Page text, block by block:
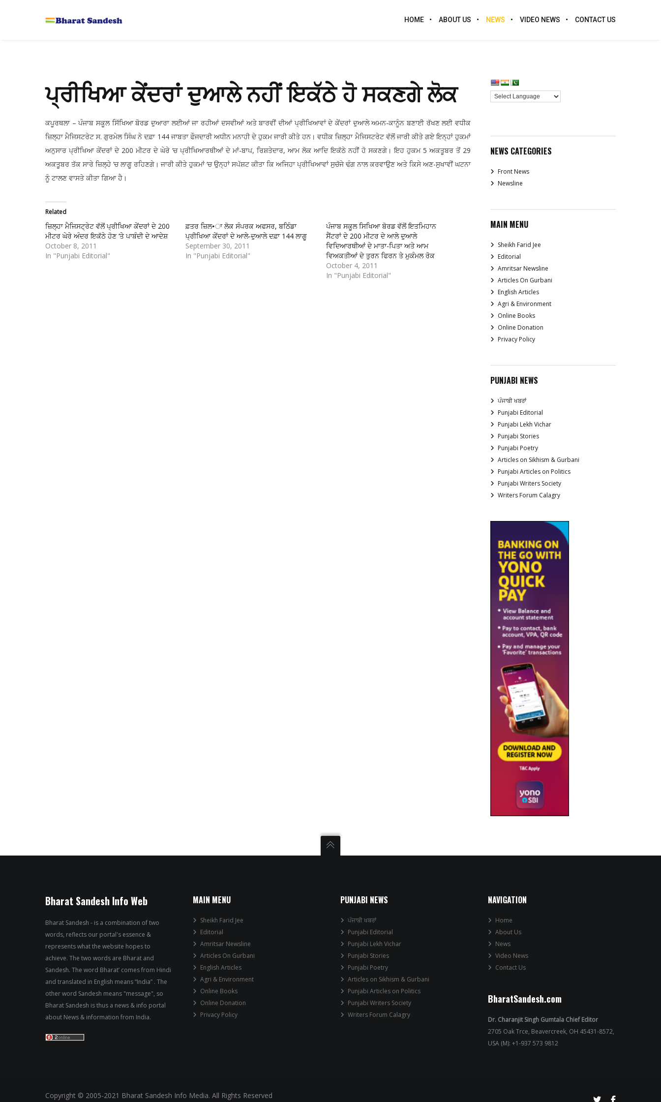
HOME ABOUT US NEWS VIDEO NEWS CONTACT US
ਪ੍ਰੀਖਿਆ ਕੇਂਦਰਾਂ ਦੁਆਲੇ ਨਹੀਂ ਇਕੱਠੇ ਹੋ ਸਕਣਗੇ ਲੋਕ
ਕਪੂਰਥਲਾ – ਪੰਜਾਬ ਸਕੂਲ ਸਿੱਖਿਆ ਬੋਰਡ ਦੁਆਰਾ ਲਈਆਂ ਜਾ ਰਹੀਆਂ ਦਸਵੀਆਂ ਅਤੇ ਬਾਰਵੀਂ ਦੀਆਂ ਪ੍ਰੀਖਿਆਵਾਂ ਦੇ ਕੇਂਦਰਾਂ ਦੁਆਲੇ ਅਮਨ-ਕਾਨੂੰਨ ਬਣਾਈ ਰੱਖਣ ਲਈ ਵਧੀਕ
ਜ਼ਿਲ੍ਹਾ ਮੈਜਿਸਟਰੇਟ ਸ. ਗੁਰਮੇਲ ਸਿੰਘ ਨੇ ਦਫ਼ਾ 144 ਜਾਬਤਾ ਫੌਜਦਾਰੀ ਅਧੀਨ ਮਨਾਹੀ ਦੇ ਹੁਕਮ ਜਾਰੀ ਕੀਤੇ ਹਨ। ਵਧੀਕ ਜ਼ਿਲ੍ਹਾ ਮੈਜਿਸਟਰੇਟ ਵੱਲੋਂ ਜਾਰੀ ਕੀਤੇ ਗਏ ਇਨ੍ਹਾਂ ਹੁਕਮਾਂ
ਅਨੁਸਾਰ ਪ੍ਰੀਖਿਆ ਕੇਂਦਰਾਂ ਦੇ 200 ਮੀਟਰ ਦੇ ਘੇਰੇ ‘ਚ ਪ੍ਰੀਖਿਆਰਥੀਆਂ ਦੇ ਮਾਂ-ਬਾਪ, ਰਿਸ਼ਤੇਦਾਰ, ਆਮ ਲੋਕ ਆਦਿ ਇਕੱਠੇ ਨਹੀਂ ਹੋ ਸਕਣਗੇ। ਇਹ ਹੁਕਮ 5 ਅਕਤੂਬਰ ਤੋਂ 29
ਅਕਤੂਬਰ ਤੱਕ ਸਾਰੇ ਜ਼ਿਲ੍ਹੇ ‘ਚ ਲਾਗੂ ਰਹਿਣਗੇ। ਜਾਰੀ ਕੀਤੇ ਹੁਕਮਾਂ ‘ਚ ਉਨ੍ਹਾਂ ਸਪੱਸ਼ਟ ਕੀਤਾ ਕਿ ਅਜਿਹਾ ਪ੍ਰੀਖਿਆਵਾਂ ਸੁਚੱਜੇ ਢੰਗ ਨਾਲ ਕਰਵਾਉਣ ਅਤੇ ਕਿਸੇ ਅਣ-ਸੁਖਾਵੀਂ ਘਟਨਾ
ਨੂੰ ਟਾਲਣ ਵਾਸਤੇ ਕੀਤਾ ਗਿਆ ਹੈ।
Related
ਜ਼ਿਲ੍ਹਾ ਮੈਜਿਸਟ੍ਰੇਟ ਵੱਲੋਂ ਪ੍ਰੀਖਿਆ ਕੇਂਦਰਾਂ ਦੇ 200
ਮੀਟਰ ਘੇਰੇ ਅੰਦਰ ਇਕੱਠੇ ਹੋਣ ‘ਤੇ ਪਾਬੰਦੀ ਦੇ ਆਦੇਸ਼
October 8, 2011
In "Punjabi Editorial"
ਫ਼ਤਰ ਜ਼ਿਲ•ਾ ਲੋਕ ਸੰਪਰਕ ਅਫਸਰ, ਬਠਿੰਡਾ
ਪ੍ਰੀਖਿਆ ਕੇਂਦਰਾਂ ਦੇ ਆਲੇ-ਦੁਆਲੇ ਦਫ਼ਾ 144 ਲਾਗੂ
September 30, 2011
In "Punjabi Editorial"
ਪੰਜਾਬ ਸਕੂਲ ਸਿਖਿਆ ਬੋਰਡ ਵੱਲੋਂ ਇਤਮਿਹਾਨ
ਸੈਂਟਰਾਂ ਦੇ 200 ਮੀਟਰ ਦੇ ਆਲੇ ਦੁਆਲੇ
ਵਿਦਿਆਰਥੀਆਂ ਦੇ ਮਾਤਾ-ਪਿਤਾ ਅਤੇ ਆਮ
ਵਿਅਕਤੀਆਂ ਦੇ ਤੁਰਨ ਫਿਰਨ ਤੇ ਮੁਕੰਮਲ ਰੋਕ
October 4, 2011
In "Punjabi Editorial"
NEWS CATEGORIES
Front News
Newsline
MAIN MENU
Sheikh Farid Jee
Editorial
Amritsar Newsline
Articles On Gurbani
English Articles
Agri & Environment
Online Books
Online Donation
Privacy Policy
PUNJABI NEWS
ਪੰਜਾਬੀ ਖਬਰਾਂ
Punjabi Editorial
Punjabi Lekh Vichar
Punjabi Stories
Punjabi Poetry
Articles on Sikhism & Gurbani
Punjabi Articles on Politics
Punjabi Writers Society
Writers Forum Calagry
Bharat Sandesh Info Web
Bharat Sandesh - is a combination of two
words, reflects our portal's essence &
represents what the website hopes to
achieve. The two words are Bharat and
Sandesh. The word Bharat’ comes from Hindi
and translated in English means “India” . The
other word Sandesh means "message", so
Bharat Sandesh is thus a news & info portal
about News & information from India.
MAIN MENU
Sheikh Farid Jee
Editorial
Amritsar Newsline
Articles On Gurbani
English Articles
Agri & Environment
Online Books
Online Donation
Privacy Policy
PUNJABI NEWS
ਪੰਜਾਬੀ ਖਬਰਾਂ
Punjabi Editorial
Punjabi Lekh Vichar
Punjabi Stories
Punjabi Poetry
Articles on Sikhism & Gurbani
Punjabi Articles on Politics
Punjabi Writers Society
Writers Forum Calagry
NAVIGATION
Home
About Us
News
Video News
Contact Us
BharatSandesh.com
Dr. Charanjit Singh Gumtala Chief Editor
2705 Oak Trce, Beavercreek, OH 45431-8572,
USA (M): +1-937 573 9812
Copyright © 2005-2021 Bharat Sandesh Info Media. All Rights Reserved